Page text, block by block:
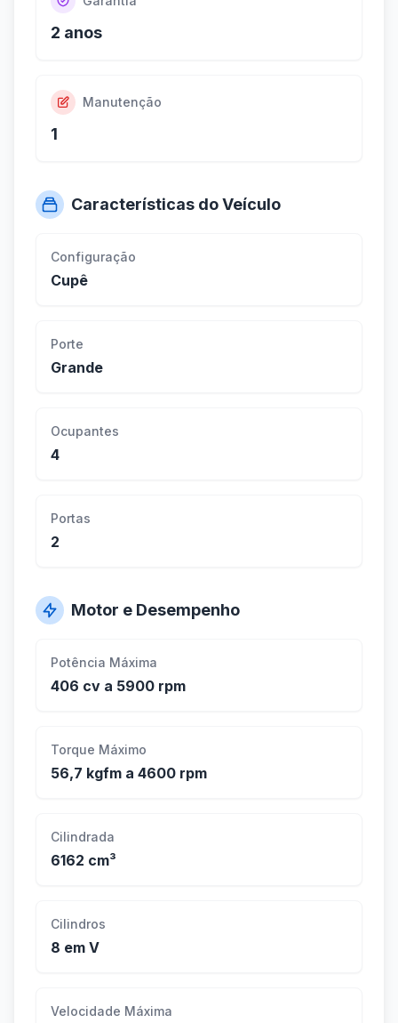
2 anos
Manutenção
1
Características do Veículo
Configuração
Cupê
Porte
Grande
Ocupantes
4
Portas
2
Motor e Desempenho
Potência Máxima
406 cv a 5900 rpm
Torque Máximo
56,7 kgfm a 4600 rpm
Cilindrada
6162 cm³
Cilindros
8 em V
Velocidade Máxima